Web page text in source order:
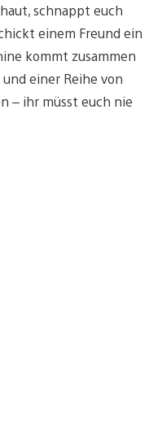
schnappt euch
einem Freund ein
kommt zusammen
einer Reihe von
– ihr müsst euch nie